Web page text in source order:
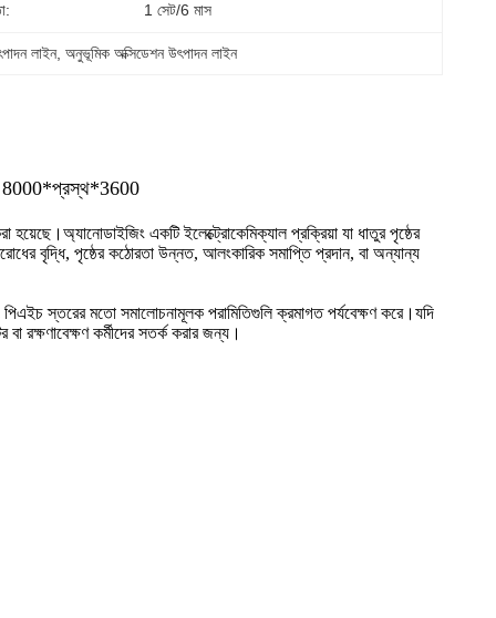
1 সেট/6 মাস
লাইন, অনুভূমিক অক্সিডেশন উৎপাদন লাইন
8000*প্রস্থ*3600
হয়েছে।অ্যানোডাইজিং একটি ইলেক্ট্রোকেমিক্যাল প্রক্রিয়া যা ধাতুর পৃষ্ঠের
বৃদ্ধি, পৃষ্ঠের কঠোরতা উন্নত, আলংকারিক সমাপ্তি প্রদান, বা অন্যান্য
পিএইচ স্তরের মতো সমালোচনামূলক পরামিতিগুলি ক্রমাগত পর্যবেক্ষণ করে।যদি
বা রক্ষণাবেক্ষণ কর্মীদের সতর্ক করার জন্য।